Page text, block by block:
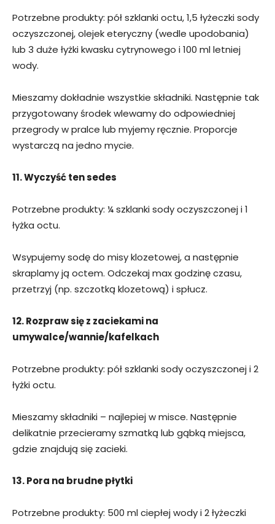
Potrzebne produkty: pół szklanki octu, 1,5 łyżeczki sody
oczyszczonej, olejek eteryczny (wedle upodobania)
lub 3 duże łyżki kwasku cytrynowego i 100 ml letniej
wody.
Mieszamy dokładnie wszystkie składniki. Następnie tak
przygotowany środek wlewamy do odpowiedniej
przegrody w pralce lub myjemy ręcznie. Proporcje
wystarczą na jedno mycie.
11. Wyczyść ten sedes
Potrzebne produkty: ¼ szklanki sody oczyszczonej i 1
łyżka octu.
Wsypujemy sodę do misy klozetowej, a następnie
skraplamy ją octem. Odczekaj max godzinę czasu,
przetrzyj (np. szczotką klozetową) i spłucz.
12. Rozpraw się z zaciekami na
umywalce/wannie/kafelkach
Potrzebne produkty: pół szklanki sody oczyszczonej i 2
łyżki octu.
Mieszamy składniki – najlepiej w misce. Następnie
delikatnie przecieramy szmatką lub gąbką miejsca,
gdzie znajdują się zacieki.
13. Pora na brudne płytki
Potrzebne produkty: 500 ml ciepłej wody i 2 łyżeczki